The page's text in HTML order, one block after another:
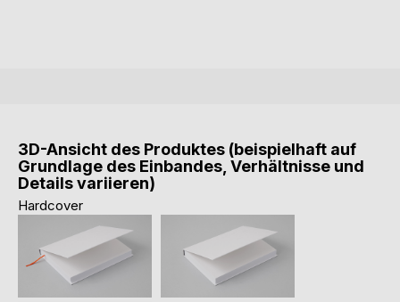
3D-Ansicht des Produktes (beispielhaft auf
Grundlage des Einbandes, Verhältnisse und
Details variieren)
Hardcover